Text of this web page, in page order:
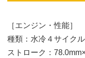
［エンジン・性能］
種類：水冷４サイク
ストローク：